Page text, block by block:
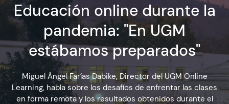
Vinculación con el Medio
Investigación
Acreditación
Educación online durante la
pandemia: "En UGM
estábamos preparados"
Miguel Ángel Farías Dabike, Director del UGM Online
Learning, habla sobre los desafíos de enfrentar las clases
en forma remota y los resultados obtenidos durante el